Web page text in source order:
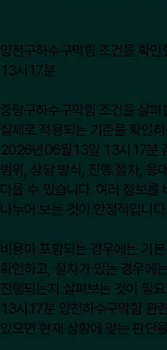
양천구하수구막힘 조건을 확
13시17분
중랑구하수구막힘 조건을 살
실제로 적용되는 기준을 확인
2026년06월13일 13시17분
범위, 상담 방식, 진행 절차, 응
다를 수 있습니다. 여러 정보를
나누어 보는 것이 안정적입니다.
비용이 포함되는 경우에는 기
확인하고, 절차가 있는 경우에
진행되는지 살펴보는 것이 필
13시17분 양천하수구막힘 관
있으면 현재 상황에 맞는 판단